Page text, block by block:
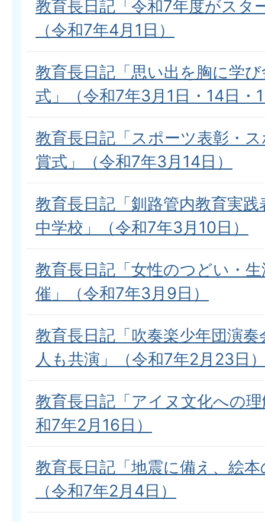
教育長日記「令和7年度がスタ
（令和7年4月1日）
教育長日記「思い出を胸に学
式」（令和7年3月1日・14日・
教育長日記「スポーツ表彰・
賞式」（令和7年3月14日）
教育長日記「釧路管内教育実
中学校」（令和7年3月10日）
教育長日記「女性のつどい・
催」（令和7年3月9日）
教育長日記「吹奏楽少年団演
人も共演」（令和7年2月23日
教育長日記「アイヌ文化への
和7年2月16日）
教育長日記「地震に備え、絵
（令和7年2月4日）